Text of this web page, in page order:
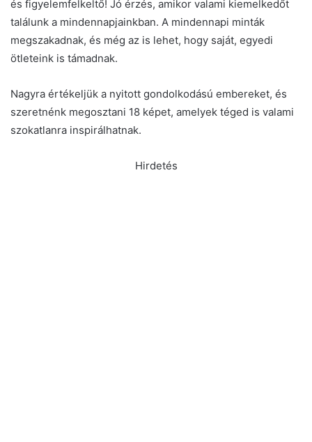
és figyelemfelkeltő! Jó érzés, amikor valami kiemelkedőt
találunk a mindennapjainkban. A mindennapi minták
megszakadnak, és még az is lehet, hogy saját, egyedi
ötleteink is támadnak.
Nagyra értékeljük a nyitott gondolkodású embereket, és
szeretnénk megosztani 18 képet, amelyek téged is valami
szokatlanra inspirálhatnak.
Hirdetés